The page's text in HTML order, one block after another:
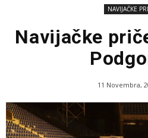
NAVIJAČKE
Navijačke
11 Novembra,